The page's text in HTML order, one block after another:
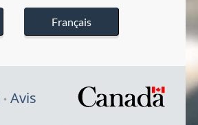
Français
Avis
/